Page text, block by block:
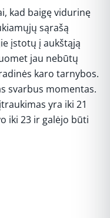
kad baigę vidurinę
sąrašą
įstotų į aukštąją
jau nebūtų
karo tarnybos.
svarbus momentas.
yra iki 21
iki 23 ir galėjo būti